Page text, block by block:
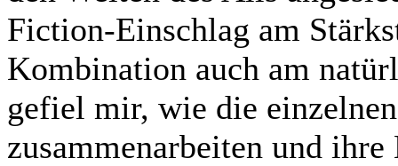
Fiction-Einschlag am
Kombination auch am
gefiel mir, wie die
zusammenarbeiten und